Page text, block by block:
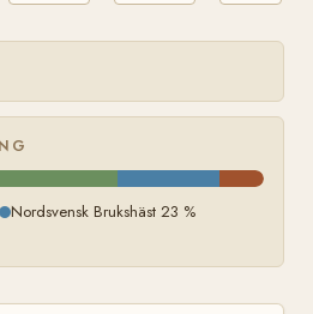
Nordsvensk Brukshäst 23 %